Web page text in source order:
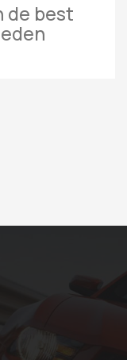
de best